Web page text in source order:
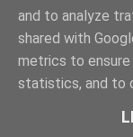
and to analyze
shared with
metrics to
statistics, and to